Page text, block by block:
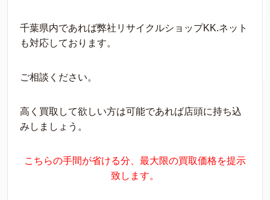
千葉県内であれば弊社リサイクルショップKK.ネット
も対応しております。
ご相談ください。
高く買取して欲しい方は可能であれば店頭に持ち込
みしましょう。
こちらの手間が省ける分、最大限の買取価格を提示
致します。